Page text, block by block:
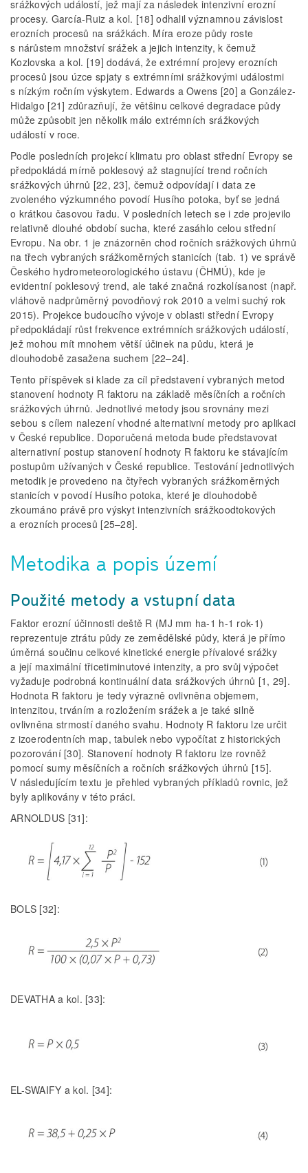
srážkových událostí, jež mají za následek intenzivní erozní
procesy. García-Ruiz a kol. [18] odhalil významnou závislost
erozních procesů na srážkách. Míra eroze půdy roste
s nárůstem množství srážek a jejich intenzity, k čemuž
Kozlovska a kol. [19] dodává, že extrémní projevy erozních
procesů jsou úzce spjaty s extrémními srážkovými událostmi
s nízkým ročním výskytem. Edwards a Owens [20] a González-
Hidalgo [21] zdůrazňují, že většinu celkové degradace půdy
může způsobit jen několik málo extrémních srážkových
událostí v roce.
Podle posledních projekcí klimatu pro oblast střední Evropy se
předpokládá mírně poklesový až stagnující trend ročních
srážkových úhrnů [22, 23], čemuž odpovídají i data ze
zvoleného výzkumného povodí Husího potoka, byť se jedná
o krátkou časovou řadu. V posledních letech se i zde projevilo
relativně dlouhé období sucha, které zasáhlo celou střední
Evropu. Na obr. 1 je znázorněn chod ročních srážkových úhrnů
na třech vybraných srážkoměrných stanicích (tab. 1) ve správě
Českého hydrometeorologického ústavu (ČHMÚ), kde je
evidentní poklesový trend, ale také značná rozkolísanost (např.
vláhově nadprůměrný povodňový rok 2010 a velmi suchý rok
2015). Projekce budoucího vývoje v oblasti střední Evropy
předpokládají růst frekvence extrémních srážkových událostí,
jež mohou mít mnohem větší účinek na půdu, která je
dlouhodobě zasažena suchem [22–24].
Tento příspěvek si klade za cíl představení vybraných metod
stanovení hodnoty R faktoru na základě měsíčních a ročních
srážkových úhrnů. Jednotlivé metody jsou srovnány mezi
sebou s cílem nalezení vhodné alternativní metody pro aplikaci
v České republice. Doporučená metoda bude představovat
alternativní postup stanovení hodnoty R faktoru ke stávajícím
postupům užívaných v České republice. Testování jednotlivých
metodik je provedeno na čtyřech vybraných srážkoměrných
stanicích v povodí Husího potoka, které je dlouhodobě
zkoumáno právě pro výskyt intenzivních srážkoodtokových
a erozních procesů [25–28].
Metodika a popis území
Použité metody a vstupní data
Faktor erozní účinnosti deště R (MJ mm ha-1 h-1 rok-1)
reprezentuje ztrátu půdy ze zemědělské půdy, která je přímo
úměrná součinu celkové kinetické energie přívalové srážky
a její maximální třicetiminutové intenzity, a pro svůj výpočet
vyžaduje podrobná kontinuální data srážkových úhrnů [1, 29].
Hodnota R faktoru je tedy výrazně ovlivněna objemem,
intenzitou, trváním a rozložením srážek a je také silně
ovlivněna strmostí daného svahu. Hodnoty R faktoru lze určit
z izoerodentních map, tabulek nebo vypočítat z historických
pozorování [30]. Stanovení hodnoty R faktoru lze rovněž
pomocí sumy měsíčních a ročních srážkových úhrnů [15].
V následujícím textu je přehled vybraných příkladů rovnic, jež
byly aplikovány v této práci.
ARNOLDUS [31]:
BOLS [32]:
DEVATHA a kol. [33]:
EL-SWAIFY a kol. [34]: